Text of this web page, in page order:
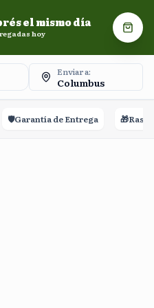
frescas entregadas
el mismo día
hoy
Enviar a:
Columbus
🛡️Garantía de Entrega 🎁